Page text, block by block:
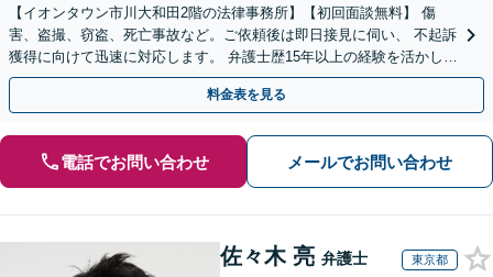
【イオンタウン市川大和田2階の法律事務所】【初回面談無料】 傷
害、盗撮、窃盗、死亡事故など。ご依頼後は即日接見に伺い、 不起訴
獲得に向けて迅速に対応します。 弁護士歴15年以上の経験を活かし、
最善の結果を模索します。【電話相談可】
料金表を見る
電話でお問い合わせ メールでお問い合わせ
佐々木 亮 弁護士 東京都